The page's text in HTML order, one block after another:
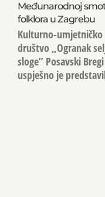
Međunarodnoj
folklora u Zagrebu
Kulturno-umjetničko
društvo „Ogranak
sloge” Posavski Bregi
uspješno je